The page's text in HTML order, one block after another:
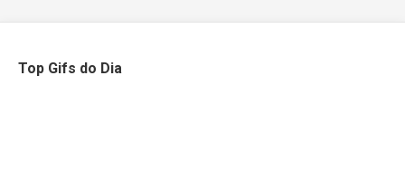
Top Gifs do Dia